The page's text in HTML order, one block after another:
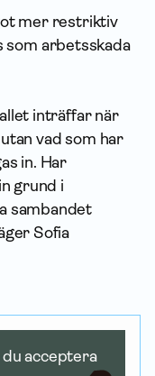
mer restriktiv
som arbetsskada
inträffar när
vad som har
in. Har
grund i
sambandet
Sofia
acceptera